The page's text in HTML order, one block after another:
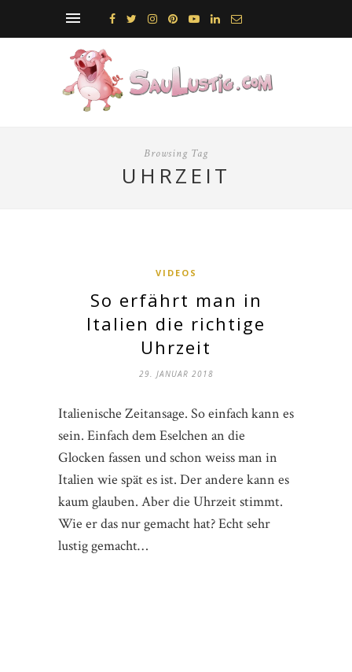
Browsing Tag
UHRZEIT
VIDEOS
So erfährt man in
Italien die richtige
Uhrzeit
29. JANUAR 2018
Italienische Zeitansage. So einfach kann es
sein. Einfach dem Eselchen an die
Glocken fassen und schon weiss man in
Italien wie spät es ist. Der andere kann es
kaum glauben. Aber die Uhrzeit stimmt.
Wie er das nur gemacht hat? Echt sehr
lustig gemacht…